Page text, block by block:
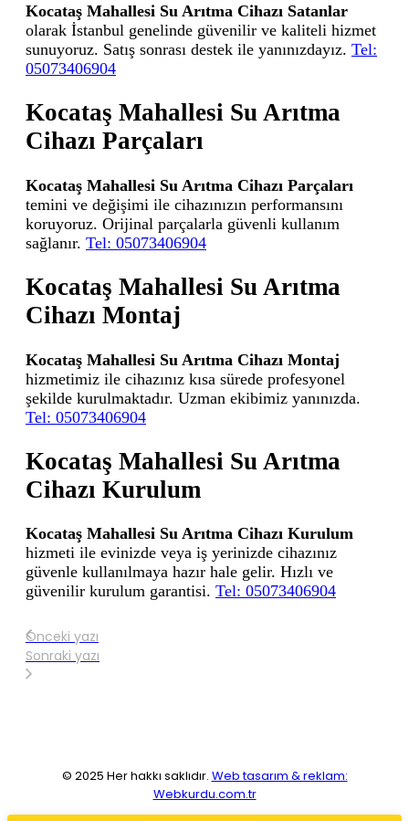
Kocataş Mahallesi Su Arıtma Cihazı Satanlar
olarak İstanbul genelinde güvenilir ve kaliteli hizmet
sunuyoruz. Satış sonrası destek ile yanınızdayız. Tel:
05073406904
Kocataş Mahallesi Su Arıtma
Cihazı Parçaları
Kocataş Mahallesi Su Arıtma Cihazı Parçaları
temini ve değişimi ile cihazınızın performansını
koruyoruz. Orijinal parçalarla güvenli kullanım
sağlanır. Tel: 05073406904
Kocataş Mahallesi Su Arıtma
Cihazı Montaj
Kocataş Mahallesi Su Arıtma Cihazı Montaj
hizmetimiz ile cihazınız kısa sürede profesyonel
şekilde kurulmaktadır. Uzman ekibimiz yanınızda.
Tel: 05073406904
Kocataş Mahallesi Su Arıtma
Cihazı Kurulum
Kocataş Mahallesi Su Arıtma Cihazı Kurulum
hizmeti ile evinizde veya iş yerinizde cihazınız
güvenle kullanılmaya hazır hale gelir. Hızlı ve
güvenilir kurulum garantisi. Tel: 05073406904
Önceki yazı
Sonraki yazı
© 2025 Her hakkı saklıdır. Web tasarım & reklam:
Webkurdu.com.tr